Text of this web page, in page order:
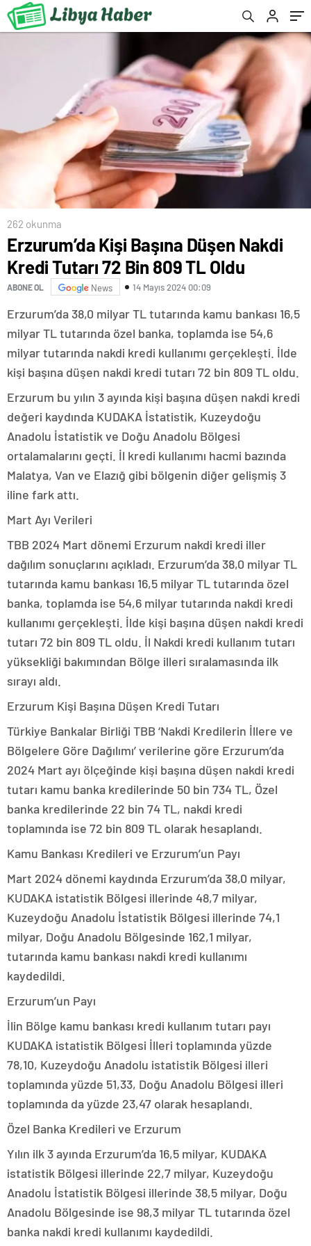
262 okunma
Erzurum’da Kişi Başına Düşen Nakdi
Kredi Tutarı 72 Bin 809 TL Oldu
ABONE OL News 14 Mayıs 2024 00:09
Erzurum’da 38,0 milyar TL tutarında kamu bankası 16,5
milyar TL tutarında özel banka, toplamda ise 54,6
milyar tutarında nakdi kredi kullanımı gerçekleşti. İlde
kişi başına düşen nakdi kredi tutarı 72 bin 809 TL oldu.
Erzurum bu yılın 3 ayında kişi başına düşen nakdi kredi
değeri kaydında KUDAKA İstatistik, Kuzeydoğu
Anadolu İstatistik ve Doğu Anadolu Bölgesi
ortalamalarını geçti. İl kredi kullanımı hacmi bazında
Malatya, Van ve Elazığ gibi bölgenin diğer gelişmiş 3
iline fark attı.
Mart Ayı Verileri
TBB 2024 Mart dönemi Erzurum nakdi kredi iller
dağılım sonuçlarını açıkladı. Erzurum’da 38,0 milyar TL
tutarında kamu bankası 16,5 milyar TL tutarında özel
banka, toplamda ise 54,6 milyar tutarında nakdi kredi
kullanımı gerçekleşti. İlde kişi başına düşen nakdi kredi
tutarı 72 bin 809 TL oldu. İl Nakdi kredi kullanım tutarı
yüksekliği bakımından Bölge illeri sıralamasında ilk
sırayı aldı.
Erzurum Kişi Başına Düşen Kredi Tutarı
Türkiye Bankalar Birliği TBB ‘Nakdi Kredilerin İllere ve
Bölgelere Göre Dağılımı’ verilerine göre Erzurum’da
2024 Mart ayı ölçeğinde kişi başına düşen nakdi kredi
tutarı kamu banka kredilerinde 50 bin 734 TL, Özel
banka kredilerinde 22 bin 74 TL, nakdi kredi
toplamında ise 72 bin 809 TL olarak hesaplandı.
Kamu Bankası Kredileri ve Erzurum’un Payı
Mart 2024 dönemi kaydında Erzurum’da 38,0 milyar,
KUDAKA istatistik Bölgesi illerinde 48,7 milyar,
Kuzeydoğu Anadolu İstatistik Bölgesi illerinde 74,1
milyar, Doğu Anadolu Bölgesinde 162,1 milyar,
tutarında kamu bankası nakdi kredi kullanımı
kaydedildi.
Erzurum’un Payı
İlin Bölge kamu bankası kredi kullanım tutarı payı
KUDAKA istatistik Bölgesi İlleri toplamında yüzde
78,10, Kuzeydoğu Anadolu istatistik Bölgesi illeri
toplamında yüzde 51,33, Doğu Anadolu Bölgesi illeri
toplamında da yüzde 23,47 olarak hesaplandı.
Özel Banka Kredileri ve Erzurum
Yılın ilk 3 ayında Erzurum’da 16,5 milyar, KUDAKA
istatistik Bölgesi illerinde 22,7 milyar, Kuzeydoğu
Anadolu İstatistik Bölgesi illerinde 38,5 milyar, Doğu
Anadolu Bölgesinde ise 98,3 milyar TL tutarında özel
banka nakdi kredi kullanımı kaydedildi.